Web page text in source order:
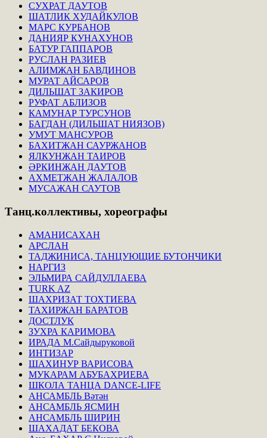
СУХРАТ ДАУТОВ
ШАТЛИК ХУДАЙКУЛОВ
МАРС КУРБАНОВ
ДАНИЯР КУНАХУНОВ
БАТУР ГАППАРОВ
РУСЛАН РАЗИЕВ
АЛИМЖАН БАВДИНОВ
МУРАТ АЙСАРОВ
ДИЛЬШАТ ЗАКИРОВ
РУФАТ АБЛИЗОВ
КАМУНАР ТУРСУНОВ
БАГДАН (ДИЛЬШАТ НИЯЗОВ)
УМУТ МАНСУРОВ
БАХИТЖАН САУРЖАНОВ
ЯЛКУНЖАН ТАИРОВ
ӘРКИНЖАН ДАУТОВ
АХМЕТЖАН ЖАЛАЛОВ
МУСАЖАН САУТОВ
Танц.коллективы, хореографы
АМАНИСАХАН
АРСЛАН
ТАДЖИНИСА, ТАНЦУЮЩИЕ БУТОНЧИКИ
НАРГИЗ
ЭЛЬМИРА САЙДУЛЛАЕВА
TURK AZ
ШАХРИЗАТ ТОХТИЕВА
ТАХИРЖАН БАРАТОВ
ДОСТЛУК
ЗУХРА КАРИМОВА
ИРАДА М.Сайдыруковой
ИНТИЗАР
ШАХИНУР ВАРИСОВА
МУКАРАМ АБУБАХРИЕВА
ШКОЛА ТАНЦА DANCE-LIFE
АНСАМБЛЬ Вәтән
АНСАМБЛЬ ЯСМИН
АНСАМБЛЬ ШИРИН
ШАХАДАТ БЕКОВА